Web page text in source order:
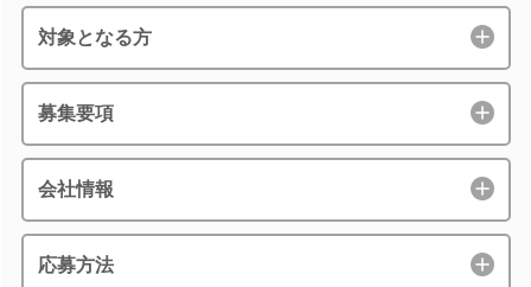
対象となる方
募集要項
会社情報
応募方法